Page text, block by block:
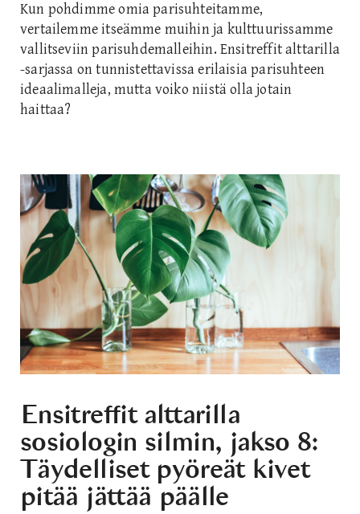
Kun pohdimme omia parisuhteitamme,
vertailemme itseämme muihin ja kulttuurissamme
vallitseviin parisuhdemalleihin. Ensitreffit alttarilla
-sarjassa on tunnistettavissa erilaisia parisuhteen
ideaalimalleja, mutta voiko niistä olla jotain
haittaa?
Ensitreffit alttarilla
sosiologin silmin, jakso 8:
Täydelliset pyöreät kivet
pitää jättää päälle